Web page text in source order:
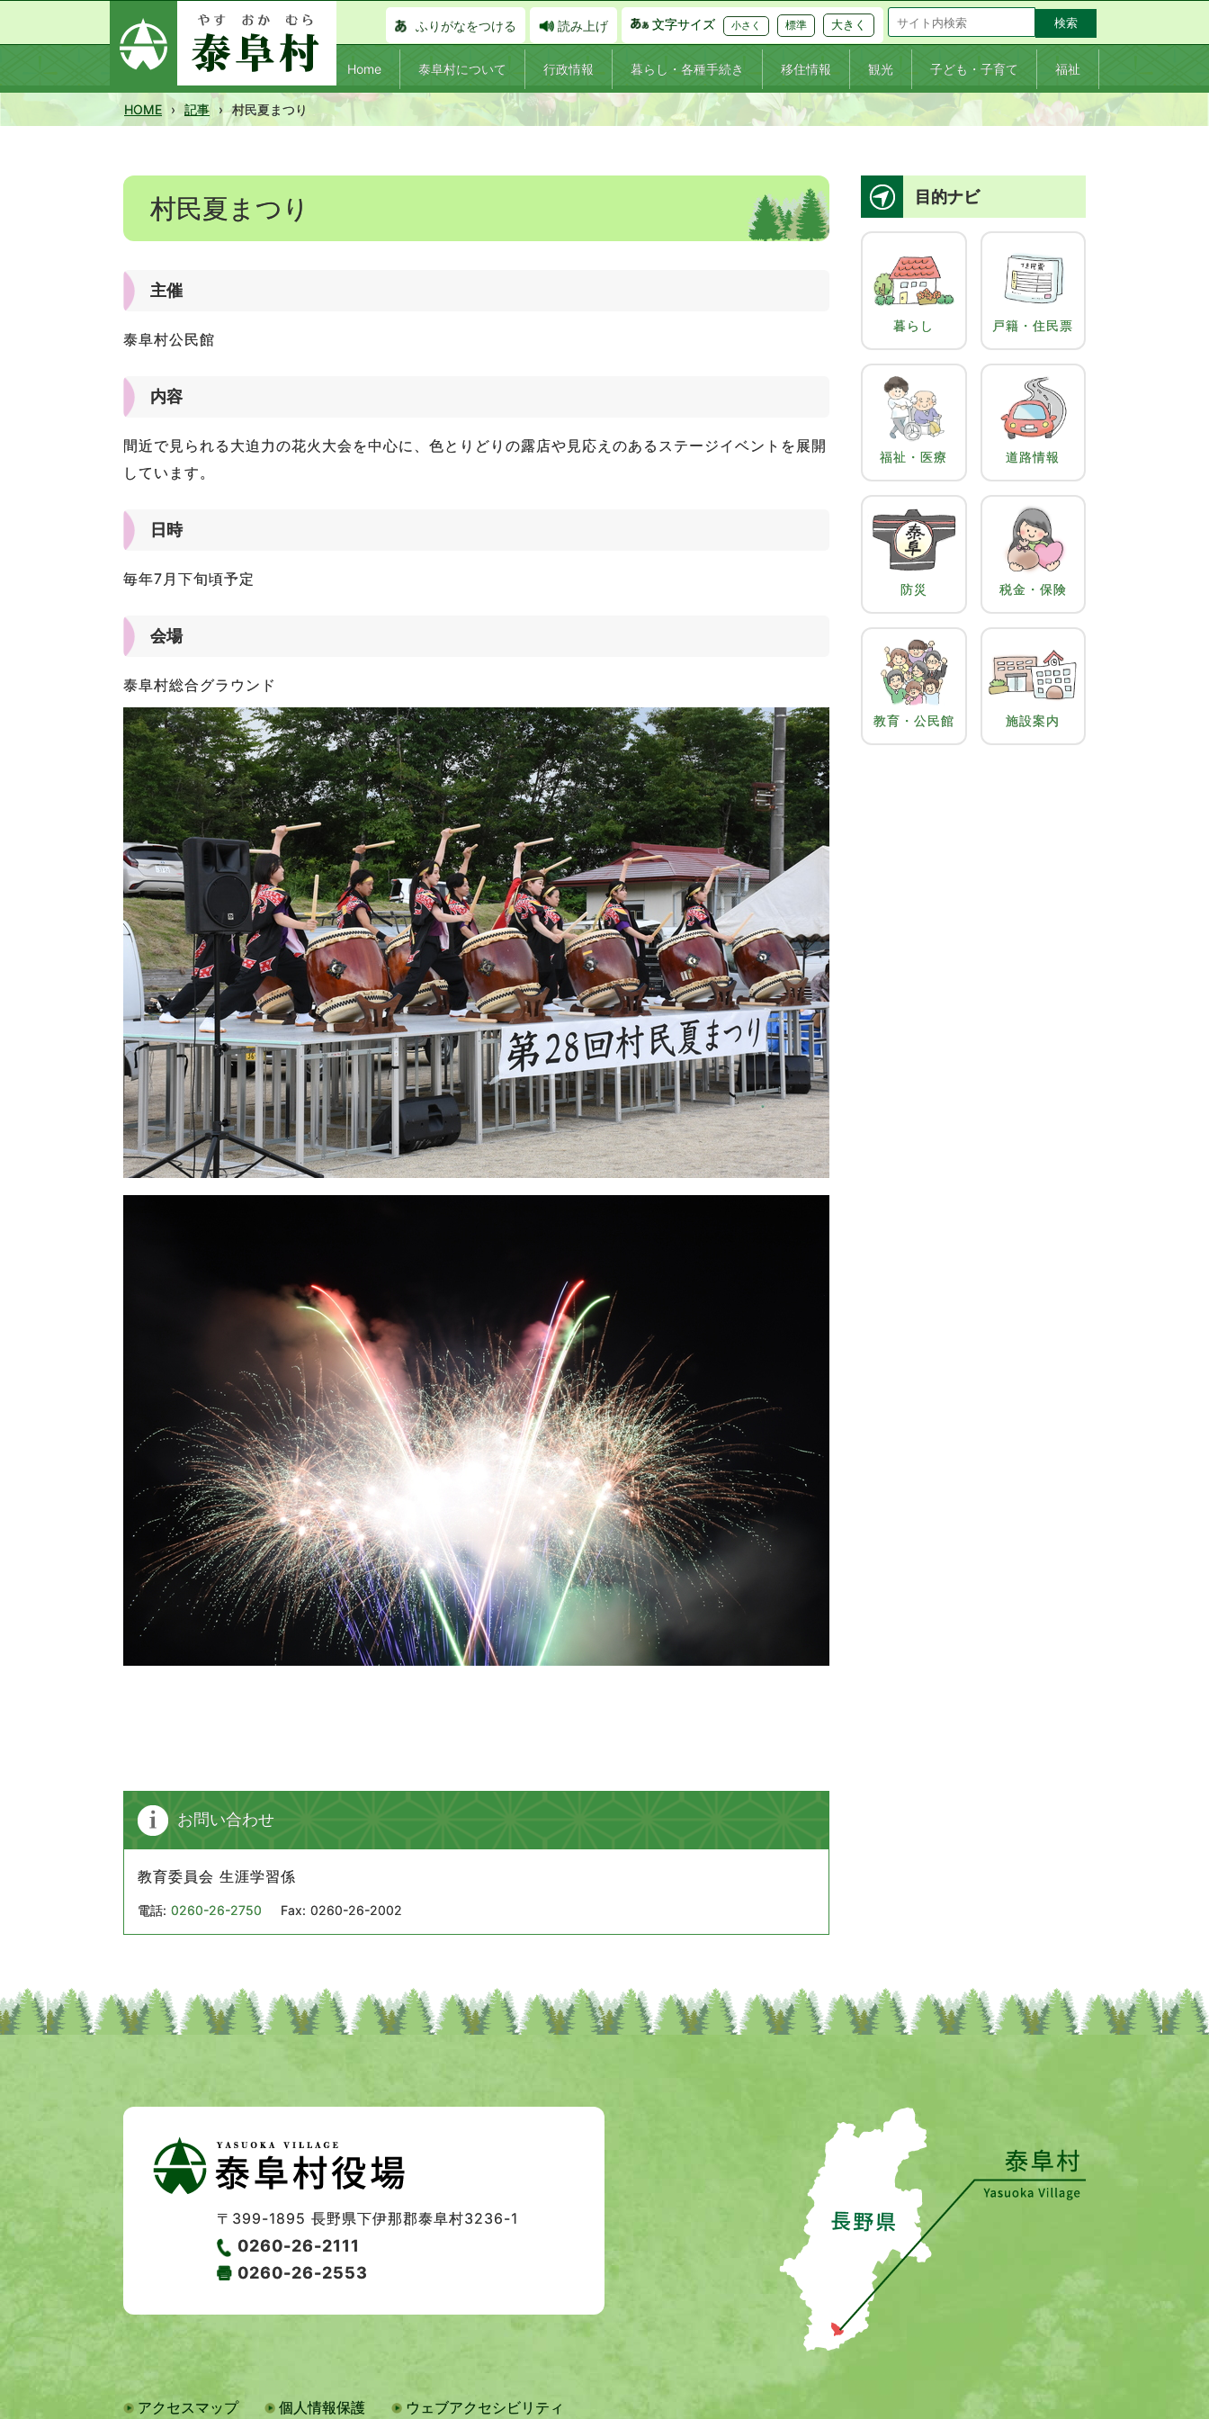
ふりがなをつける 読み上げ 文字サイズ 小さく 標準 大きく
Home 泰阜村について 行政情報 暮らし・各種手続き 移住情報 観光 子ども・子育て 福祉
HOME › 記事 › 村民夏まつり
村民夏まつり
主催
泰阜村公民館
内容
間近で見られる大迫力の花火大会を中心に、色とりどりの露店や見応えのあるステージイベントを展開
しています。
日時
毎年7月下旬頃予定
会場
泰阜村総合グラウンド
お問い合わせ
教育委員会 生涯学習係
電話: 0260-26-2750 Fax: 0260-26-2002
目的ナビ
暮らし 戸籍・住民票
福祉・医療 道路情報
防災 税金・保険
教育・公民館 施設案内
〒399-1895 長野県下伊那郡泰阜村3236-1
0260-26-2111
0260-26-2553
アクセスマップ 個人情報保護 ウェブアクセシビリティ